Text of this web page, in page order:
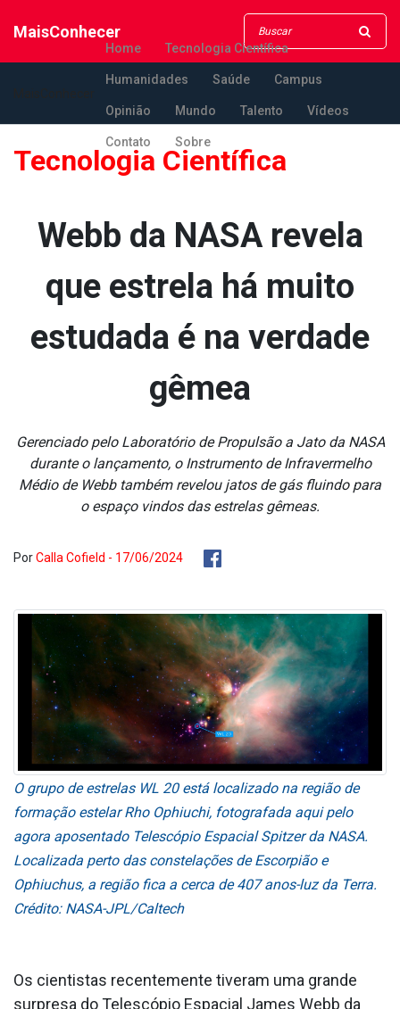
MaisConhecer
Home Tecnologia Científica
Humanidades Saúde Campus
Opinião Mundo Talento Vídeos
Contato Sobre
Tecnologia Científica
Webb da NASA revela
que estrela há muito
estudada é na verdade
gêmea
Gerenciado pelo Laboratório de Propulsão a Jato da NASA
durante o lançamento, o Instrumento de Infravermelho
Médio de Webb também revelou jatos de gás fluindo para
o espaço vindos das estrelas gêmeas.
PorCalla Cofield - 17/06/2024
O grupo de estrelas WL 20 está localizado na região de
formação estelar Rho Ophiuchi, fotografada aqui pelo
agora aposentado Telescópio Espacial Spitzer da NASA.
Localizada perto das constelações de Escorpião e
Ophiuchus, a região fica a cerca de 407 anos-luz da Terra.
Crédito: NASA-JPL/Caltech
Os cientistas recentemente tiveram uma grande
surpresa do Telescópio Espacial James Webb da